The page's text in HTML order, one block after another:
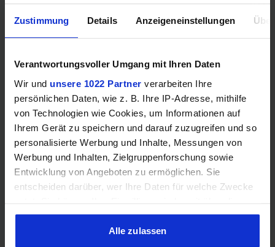
Zustimmung Details Anzeigeneinstellungen
Verantwortungsvoller Umgang mit Ihren Daten
Wir und unsere 1022 Partner verarbeiten Ihre
persönlichen Daten, wie z. B. Ihre IP-Adresse, mithilfe
von Technologien wie Cookies, um Informationen auf
Ihrem Gerät zu speichern und darauf zuzugreifen und so
personalisierte Werbung und Inhalte, Messungen von
Werbung und Inhalten, Zielgruppenforschung sowie
Entwicklung von Angeboten zu ermöglichen. Sie
entscheiden darüber, wer Ihre Daten für welche Zwecke
Cookie-Erklärung oder durch Klicken auf das Privacy
Trigger Symbol ändern oder widerrufen
Alle zulassen
Kein Angebot
Preisvergleich
GIGABYTE GeForce RTX 3060 Gaming OC 12G
(Rev. 2.0) (LHR)
Kein Angebot
Preisvergleich
GIGABYTE GeForce RTX 3060 Vision OC 12G (Rev.
2.0) (LHR)
Preisvergleich